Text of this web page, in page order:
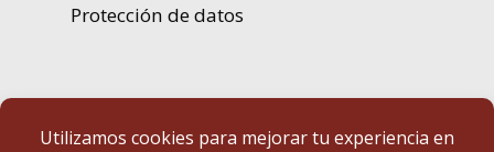
Protección de datos